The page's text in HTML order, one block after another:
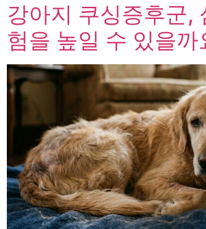
강아지 쿠싱증후군,
험을 높일 수 있을까